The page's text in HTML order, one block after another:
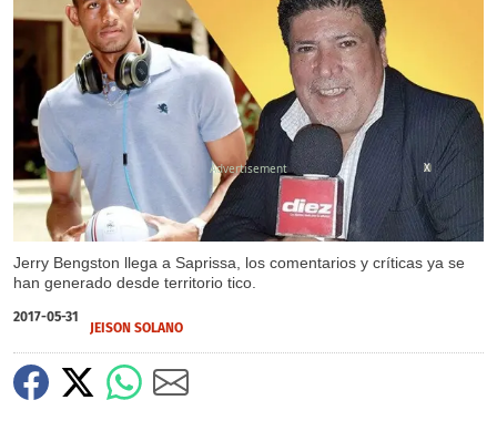
Jerry Bengston llega a Saprissa, los comentarios y críticas ya se
han generado desde territorio tico.
X
2017-05-31
JEISON SOLANO